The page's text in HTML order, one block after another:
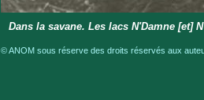
Dans la savane. Les lacs N'Damne [et]
© ANOM sous réserve des droits réservés aux